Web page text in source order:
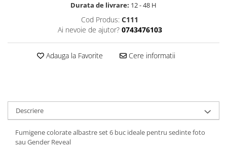
Durata de livrare: 12 - 48 H
Cod Produs: C111
Ai nevoie de ajutor? 0743476103
Adauga la Favorite Cere informatii
Descriere
Fumigene colorate albastre set 6 buc ideale pentru sedinte foto
sau Gender Reveal